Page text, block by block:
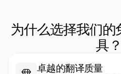
为什么选择我们的
具？
卓越的翻译质量